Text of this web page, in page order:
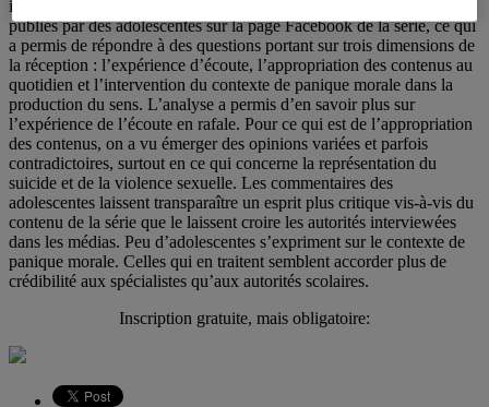
inductive. J’ai procédé à une analyse thématique des commentaires
publiés par des adolescentes sur la page Facebook de la série, ce qui
a permis de répondre à des questions portant sur trois dimensions de
la réception : l’expérience d’écoute, l’appropriation des contenus au
quotidien et l’intervention du contexte de panique morale dans la
production du sens. L’analyse a permis d’en savoir plus sur
l’expérience de l’écoute en rafale. Pour ce qui est de l’appropriation
des contenus, on a vu émerger des opinions variées et parfois
contradictoires, surtout en ce qui concerne la représentation du
suicide et de la violence sexuelle. Les commentaires des
adolescentes laissent transparaître un esprit plus critique vis-à-vis du
contenu de la série que le laissent croire les autorités interviewées
dans les médias. Peu d’adolescentes s’expriment sur le contexte de
panique morale. Celles qui en traitent semblent accorder plus de
crédibilité aux spécialistes qu’aux autorités scolaires.
Inscription gratuite, mais obligatoire: